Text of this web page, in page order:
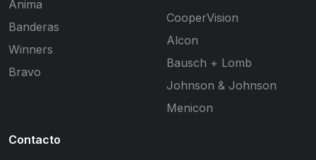
Anima
Banderas
Winners
Bravo
CooperVision
Alcon
Bausch + Lomb
Johnson & Johnson
Menicon
Contacto